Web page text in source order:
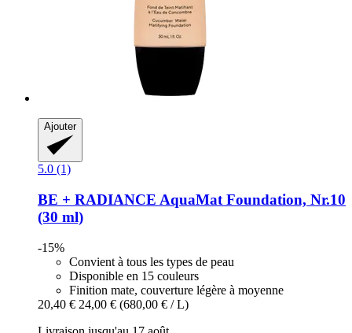
Ajouter
5.0 (1)
BE + RADIANCE AquaMat Foundation, Nr.10
(30 ml)
-15%
Convient à tous les types de peau
Disponible en 15 couleurs
Finition mate, couverture légère à moyenne
20,40 € 24,00 € (680,00 € / L)